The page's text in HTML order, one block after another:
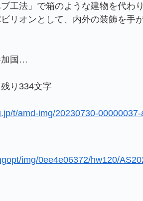
工法」で箱のような建物を代わ
リオンとして、内外の装飾を手
加国…
り334文字
t/amd-img/20230730-
img/0ee4e06372/hw120/